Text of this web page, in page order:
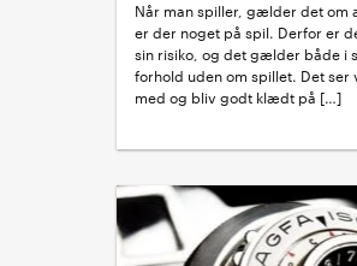
Når man spiller, gælder det om
er der noget på spil. Derfor er
sin risiko, og det gælder både i
forhold uden om spillet. Det
med og bliv godt klædt på […]